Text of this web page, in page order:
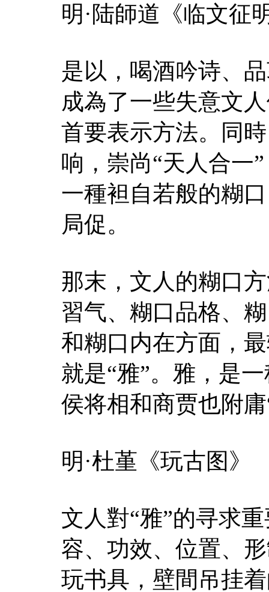
明·陆師道《临文征
是以，喝酒吟诗、
成為了一些失意文
首要表示方法。同
响，崇尚“天人合一
一種袒自若般的糊
局促。
那末，文人的糊口
習气、糊口品格、
和糊口内在方面，
就是“雅”。雅，是
侯将相和商贾也附
明·杜堇《玩古图》
文人對“雅”的寻求
容、功效、位置、
玩书具，壁間吊挂